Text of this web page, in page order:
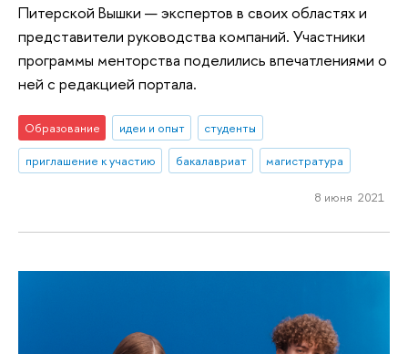
Питерской Вышки — экспертов в своих областях и
представители руководства компаний. Участники
программы менторства поделились впечатлениями о
ней с редакцией портала.
Образование идеи и опыт
студенты
приглашение к участию
бакалавриат магистратура
8 июня 2021